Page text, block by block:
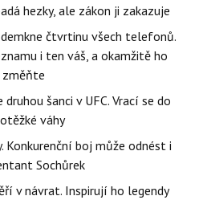
hezky, ale zákon ji zakazuje
čtvrtinu všech telefonů.
i ten váš, a okamžitě ho
změňte
šanci v UFC. Vrací se do
váhy
Konkurenční boj může odnést i
Sochůrek
v návrat. Inspirují ho legendy